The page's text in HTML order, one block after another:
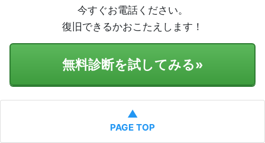
今すぐお電話ください。
復旧できるかおこたえします！
無料診断を試してみる»
▲
PAGE TOP